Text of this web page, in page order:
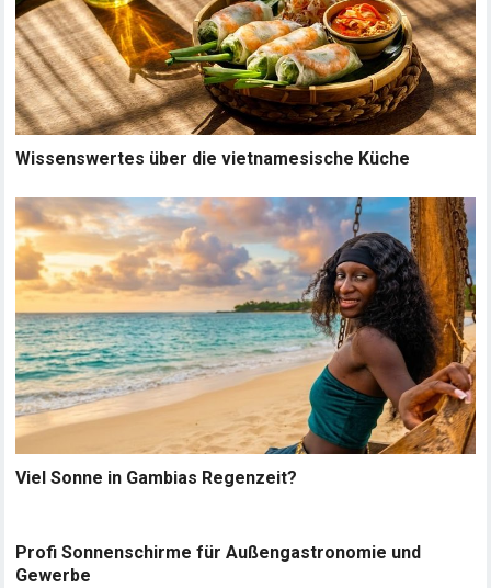
Wissenswertes über die vietnamesische Küche
Viel Sonne in Gambias Regenzeit?
Profi Sonnenschirme für Außengastronomie und
Gewerbe